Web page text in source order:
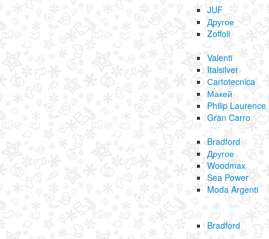
JUF
Другое
Zoffoli
Valenti
Italsilver
Сartotecnica
Макей
Philip Laurence
Gran Carro
Bradford
Другое
Woodmax
Sea Power
Moda Argenti
Bradford